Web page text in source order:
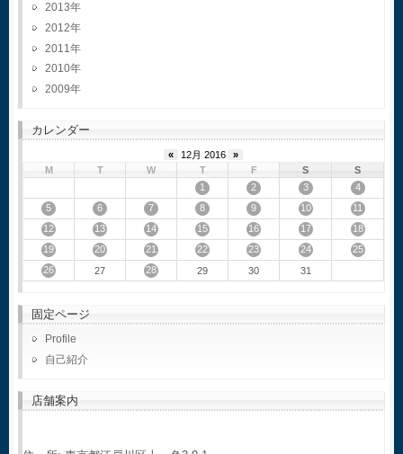
2013
2012
2011
2010
2009
カレンダー
« 12月 2016
»
M
T W T F S
S
1
2 3
4
5
6 7 8 9 10
11
12
13 14 15 16 17
18
19
20 21 22 23 24
25
26
27 28 29 30 31
固定ページ
Profile
自己紹介
店舗案内